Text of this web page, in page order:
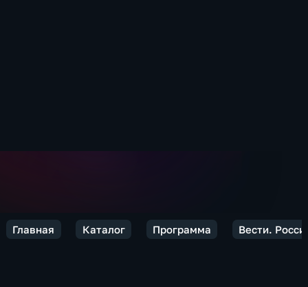
Главная Каталог Программа Вести.